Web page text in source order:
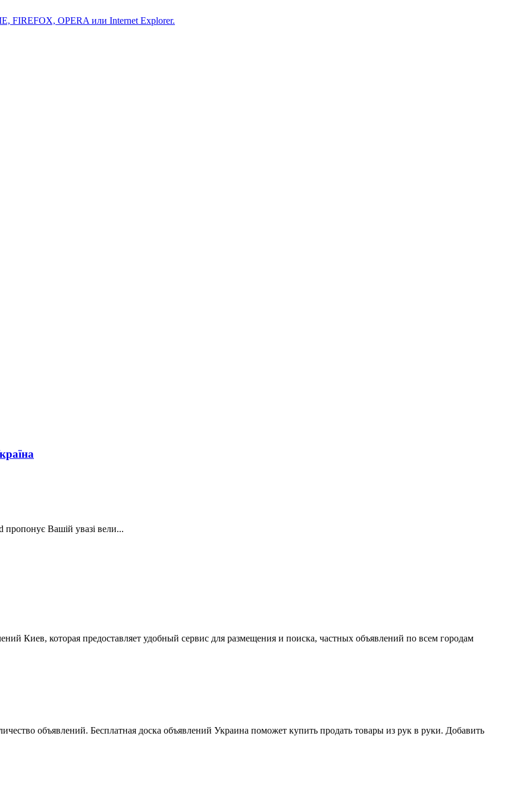
FIREFOX, OPERA или Internet Explorer.
пропонує Вашій увазі вели...
Киев, которая предоставляет удобный сервис для размещения и поиска, частных объявлений по всем городам
объявлений. Бесплатная доска объявлений Украина поможет купить продать товары из рук в руки. Добавить